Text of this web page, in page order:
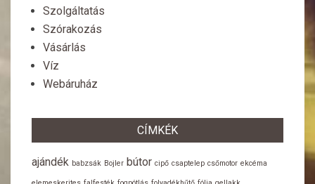
Szolgáltatás
Szórakozás
Vásárlás
Víz
Webáruház
CÍMKÉK
ajándék babzsák Bojler bútor cipő csaptelep csőmotor ekcéma